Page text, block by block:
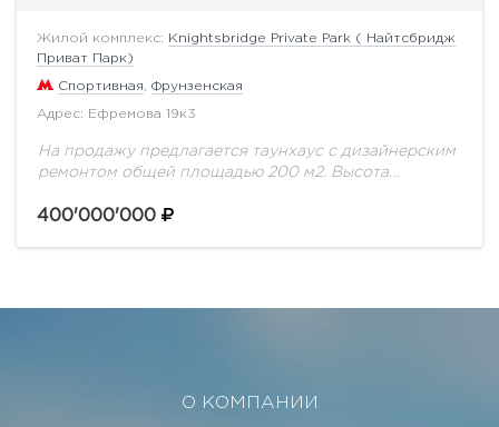
Жилой комплекс:
Knightsbridge Private Park ( Найтсбридж
Приват Парк)
Спортивная Фрунзенская
Адрес: Ефремова 19к3
На продажу предлагается таунхаус с дизайнерским
ремонтом общей площадью 200 м2. Высота
гардеробная, гостевой сан узел. Второй этаж: три
400'000'000
О КОМПАНИИ